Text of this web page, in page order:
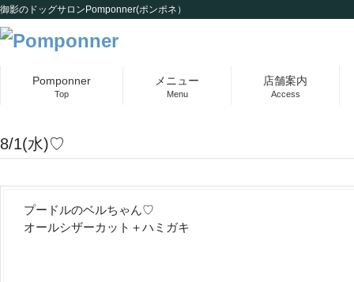
御影のドッグサロンPomponner(ポンポネ）
Pomponner
Top
メニュー
Menu
店舗案内
Access
8/1(水)♡
プードルのベルちゃん♡
オールシザーカット＋ハミガキ